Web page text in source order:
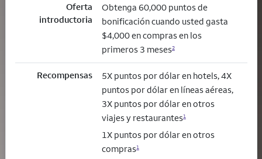
Oferta
introductoria
Obtenga 60,000 puntos de
bonificación cuando usted gasta
$4,000 en compras en los
primeros 3 meses2
Recompensas
5X puntos por dólar en hotels, 4X
puntos por dólar en líneas aéreas,
3X puntos por dólar en otros
viajes y restaurantes1
1X puntos por dólar en otros
compras1